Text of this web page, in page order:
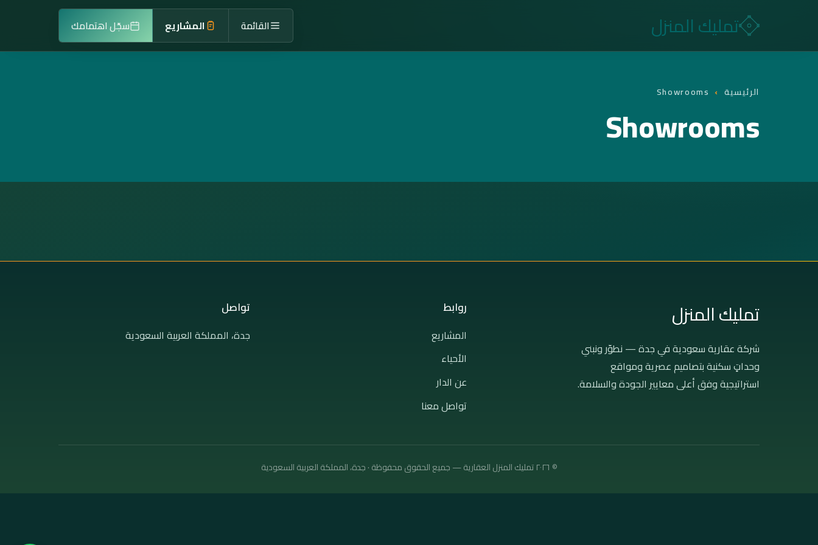
تمليك المنزل القائمة المشاريع سجّل اهتمامك
الرئيسية ›
Showrooms
تمليك المنزل
شركة عقارية سعودية في جدة — نطوّر ونبني
وحداتٍ سكنية بتصاميم عصرية ومواقع
استراتيجية وفق أعلى معايير الجودة والسلامة.
روابط
المشاريع
الأحياء
عن الدار
تواصل معنا
تواصل
جدة، المملكة العربية السعودية
© ٢٠٢٦ تمليك المنزل العقارية — جميع الحقوق محفوظة · جدة، المملكة العربية السعودية